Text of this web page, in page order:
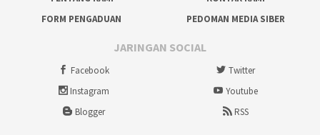
FORM PENGADUAN
PEDOMAN MEDIA SIBER
JARINGAN SOCIAL
Facebook
Twitter
Instagram
Youtube
Blogger
RSS